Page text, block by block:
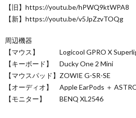
【旧】https://youtu.be/hPWQ9ktWPA8
【新】https://youtu.be/v5JpZzvTOQg
周辺機器
【マウス】 Logicool GPRO X
【キーボード】 Ducky One 2 Mini
【マウスパッド】ZOWIE G-SR-SE
【オーディオ】 Apple EarPods ＋
【モニター】 BENQ XL2546